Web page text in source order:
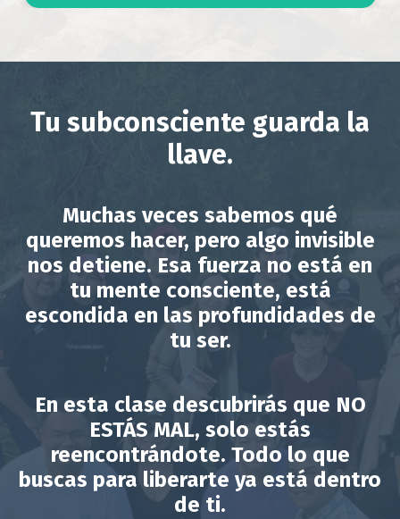
Tu subconsciente guarda la
llave.
Muchas veces sabemos qué
queremos hacer, pero algo invisible
nos detiene. Esa fuerza no está en
tu mente consciente, está
escondida en las profundidades de
tu ser.
En esta clase descubrirás que NO
ESTÁS MAL, solo estás
reencontrándote. Todo lo que
buscas para liberarte ya está dentro
de ti.